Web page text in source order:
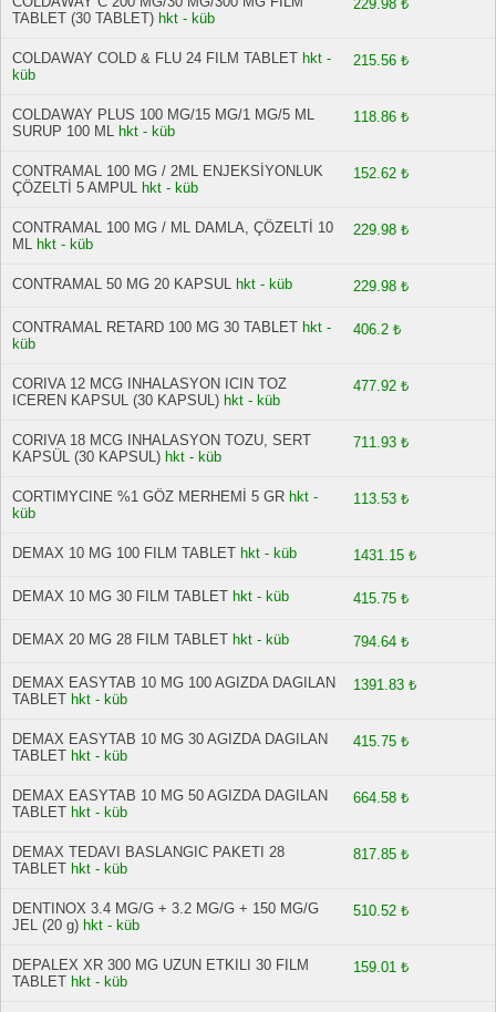
TABLET (30 TABLET) hkt - küb
229.98 ₺
COLDAWAY COLD & FLU 24 FILM TABLET hkt -
küb
215.56 ₺
COLDAWAY PLUS 100 MG/15 MG/1 MG/5 ML
SURUP 100 ML hkt - küb
118.86 ₺
CONTRAMAL 100 MG / 2ML ENJEKSİYONLUK
ÇÖZELTİ 5 AMPUL hkt - küb
152.62 ₺
CONTRAMAL 100 MG / ML DAMLA, ÇÖZELTİ 10
ML hkt - küb
229.98 ₺
CONTRAMAL 50 MG 20 KAPSUL hkt - küb 229.98 ₺
CONTRAMAL RETARD 100 MG 30 TABLET hkt -
küb
406.2 ₺
CORIVA 12 MCG INHALASYON ICIN TOZ
ICEREN KAPSUL (30 KAPSUL) hkt - küb
477.92 ₺
CORIVA 18 MCG INHALASYON TOZU, SERT
KAPSÜL (30 KAPSUL) hkt - küb
711.93 ₺
CORTIMYCINE %1 GÖZ MERHEMİ 5 GR hkt -
küb
113.53 ₺
DEMAX 10 MG 100 FILM TABLET hkt - küb 1431.15 ₺
DEMAX 10 MG 30 FILM TABLET hkt - küb 415.75 ₺
DEMAX 20 MG 28 FILM TABLET hkt - küb 794.64 ₺
DEMAX EASYTAB 10 MG 100 AGIZDA DAGILAN
TABLET hkt - küb
1391.83 ₺
DEMAX EASYTAB 10 MG 30 AGIZDA DAGILAN
TABLET hkt - küb
415.75 ₺
DEMAX EASYTAB 10 MG 50 AGIZDA DAGILAN
TABLET hkt - küb
664.58 ₺
DEMAX TEDAVI BASLANGIC PAKETI 28
TABLET hkt - küb
817.85 ₺
DENTINOX 3.4 MG/G + 3.2 MG/G + 150 MG/G
JEL (20 g) hkt - küb
510.52 ₺
DEPALEX XR 300 MG UZUN ETKILI 30 FILM
TABLET hkt - küb
159.01 ₺